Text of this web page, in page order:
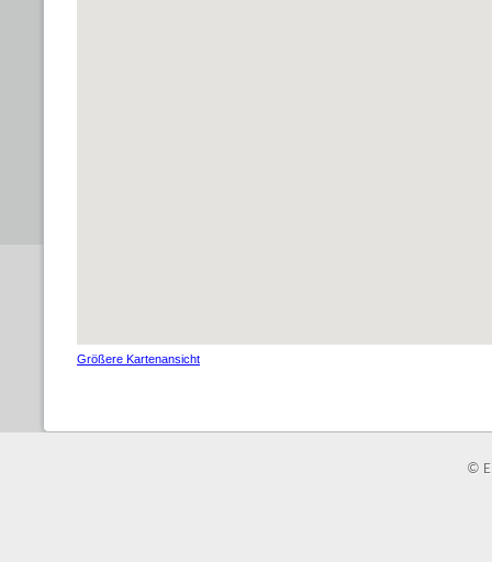
Größere Kartenansicht
©